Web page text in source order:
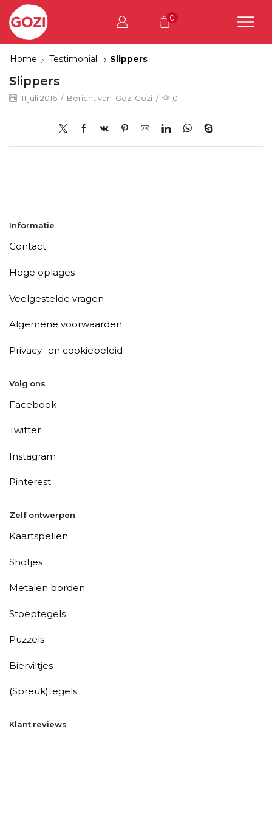
0
Home Testimonial Slippers
Slippers
11 juli 2016 / Bericht van Gozi Gozi / 0
Informatie
Contact
Hoge oplages
Veelgestelde vragen
Algemene voorwaarden
Privacy- en cookiebeleid
Volg ons
Facebook
Twitter
Instagram
Pinterest
Zelf ontwerpen
Kaartspellen
Shotjes
Metalen borden
Stoeptegels
Puzzels
Bierviltjes
(Spreuk)tegels
Klant reviews